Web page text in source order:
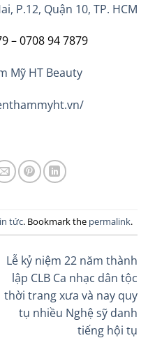
P.12, Quận 10, TP. HCM
– 0708 94 7879
Mỹ HT Beauty
tức. Bookmark the permalink.
Lễ kỷ niệm 22 năm thành
lập CLB Ca nhạc dân tộc
thời trang xưa và nay quy
tụ nhiều Nghệ sỹ danh
tiếng hội tụ